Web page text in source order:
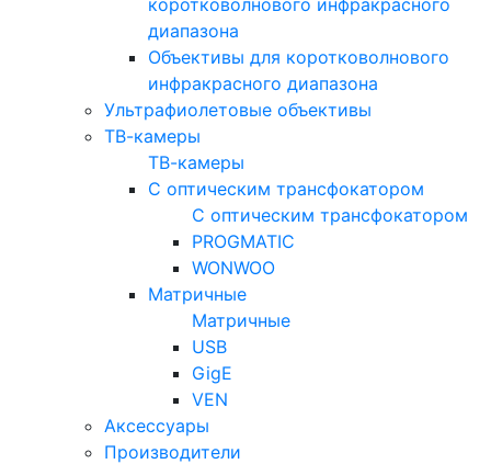
коротковолнового инфракрасного
диапазона
Объективы для коротковолнового
инфракрасного диапазона
Ультрафиолетовые объективы
ТВ-камеры
ТВ-камеры
С оптическим трансфокатором
С оптическим трансфокатором
PROGMATIC
WONWOO
Матричные
Матричные
USB
GigE
VEN
Аксессуары
Производители